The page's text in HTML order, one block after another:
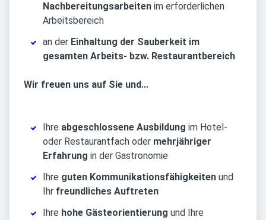
Nachbereitungsarbeiten im erforderlichen
Arbeitsbereich
an der Einhaltung der Sauberkeit im
gesamten Arbeits- bzw. Restaurantbereich
Wir freuen uns auf Sie und...
Ihre abgeschlossene Ausbildung im Hotel-
oder Restaurantfach oder mehrjähriger
Erfahrung in der Gastronomie
Ihre guten Kommunikationsfähigkeiten und
Ihr freundliches Auftreten
Ihre hohe Gästeorientierung und Ihre